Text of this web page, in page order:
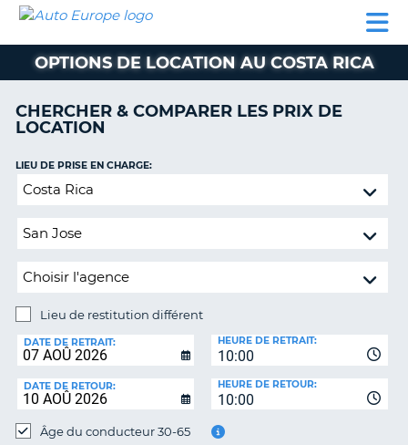
LOCATION
VOITURE
CAMPING-
CAR
CLIENT
AUTO
EUROPE
LOCATION
VOITURE
CAMPING-
CAR
PARTENAIRES
SUPPORT
CLIENT
COMPTE
MA
OPTIONS DE LOCATION AU COSTA RICA
CHERCHER & COMPARER LES PRIX DE
LOCATION
Lieu
restitution
LIEU DE PRISE EN CHARGE:
Lieu de restitution différent
DE
RESTITUTION:
DATE DE RETRAIT:
10:00
HEURE DE RETRAIT:
DATE DE RETOUR:
10:00
HEURE DE RETOUR:
Âge du conducteur 30-65